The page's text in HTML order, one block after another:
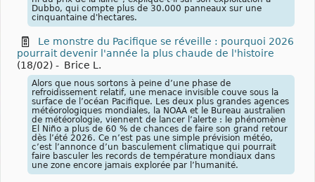
Dubbo, qui compte plus de 30.000 panneaux sur une
cinquantaine d'hectares.
Le monstre du Pacifique se réveille : pourquoi 2026
pourrait devenir l'année la plus chaude de l'histoire
(18/02) - Brice L.
Alors que nous sortons à peine d’une phase de
refroidissement relatif, une menace invisible couve sous la
surface de l’océan Pacifique. Les deux plus grandes agences
météorologiques mondiales, la NOAA et le Bureau australien
de météorologie, viennent de lancer l’alerte : le phénomène
El Niño a plus de 60 % de chances de faire son grand retour
dès l’été 2026. Ce n’est pas une simple prévision météo,
c’est l’annonce d’un basculement climatique qui pourrait
faire basculer les records de température mondiaux dans
une zone encore jamais explorée par l’humanité.